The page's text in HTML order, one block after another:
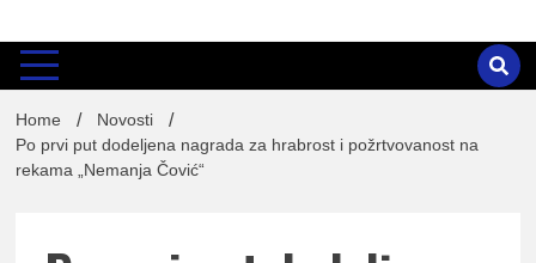
Home
Novosti
Po prvi put dodeljena nagrada za hrabrost i požrtvovanost na
rekama „Nemanja Čović“